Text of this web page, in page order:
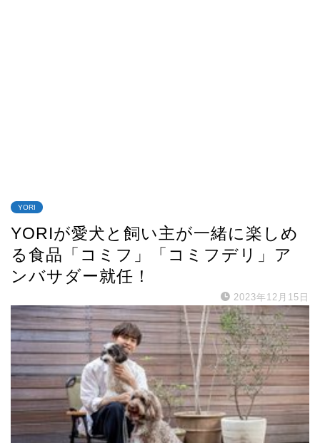
YORI
YORIが愛犬と飼い主が一緒に楽しめ
る食品「コミフ」「コミフデリ」ア
ンバサダー就任！
2023年12月15日